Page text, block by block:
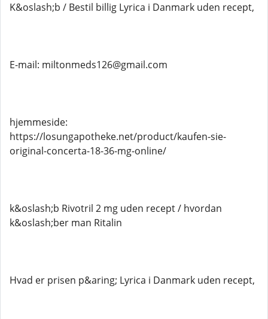
K&oslash;b / Bestil billig Lyrica i Danmark uden recept,
E-mail: miltonmeds126@gmail.com
hjemmeside:
https://losungapotheke.net/product/kaufen-sie-
original-concerta-18-36-mg-online/
k&oslash;b Rivotril 2 mg uden recept / hvordan
k&oslash;ber man Ritalin
Hvad er prisen p&aring; Lyrica i Danmark uden recept,